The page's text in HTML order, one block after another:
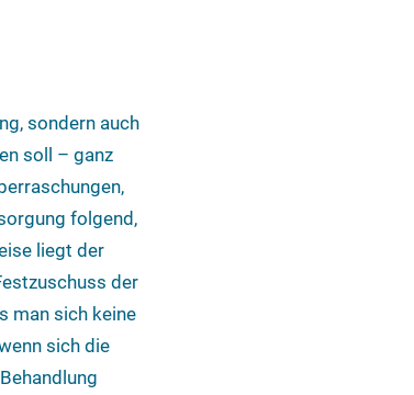
sondern auch
soll – ganz
folgend,
liegt der
der
man sich keine
sich die